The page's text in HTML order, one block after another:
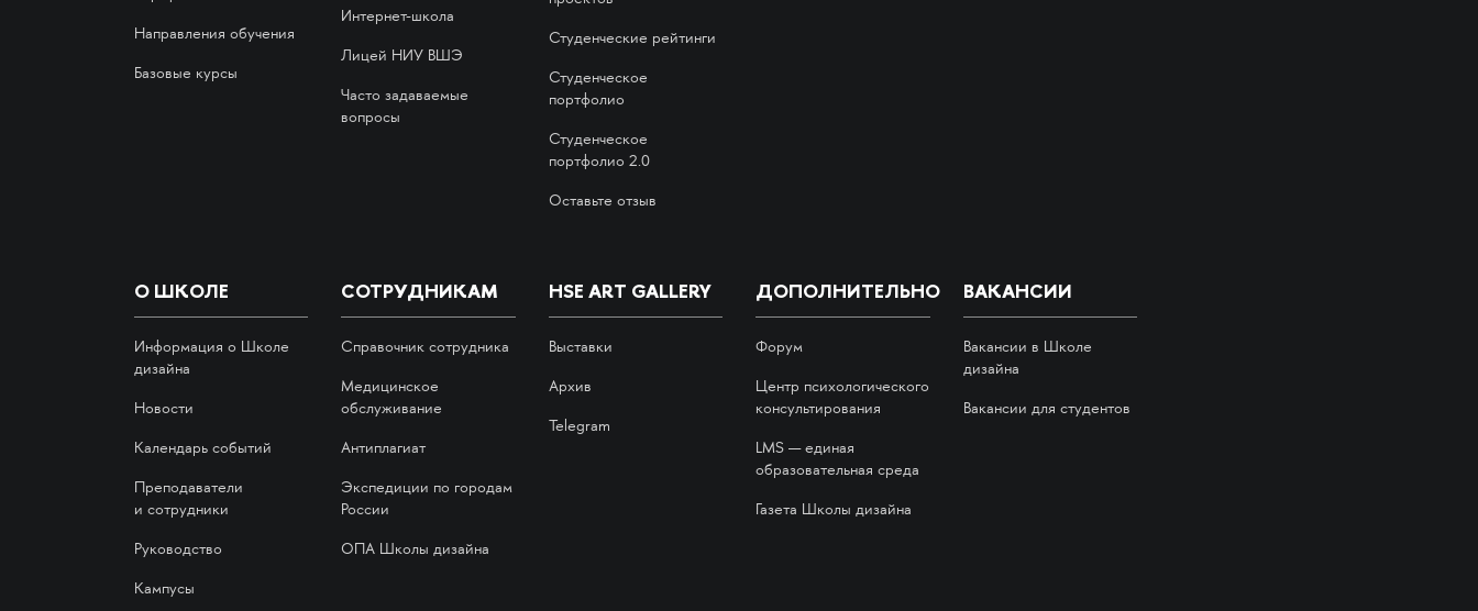
Направления обучения
Базовые курсы
Интернет-школа
Лицей НИУ ВШЭ
Часто задаваемые
вопросы
Студенческие рейтинги
Студенческое
портфолио
Студенческое
портфолио 2.0
Оставьте отзыв
О ШКОЛЕ
Информация о Школе
дизайна
Новости
Календарь событий
Преподаватели
и сотрудники
Руководство
Кампусы
СОТРУДНИКАМ
Справочник сотрудника
Медицинское
обслуживание
Антиплагиат
Экспедиции по городам
России
ОПА Школы дизайна
HSE ART GALLERY
Выставки
Архив
Telegram
ДОПОЛНИТЕЛЬНО
Форум
Центр психологического
консультирования
LMS — единая
образовательная среда
Газета Школы дизайна
ВАКАНСИИ
Вакансии в Школе
дизайна
Вакансии для студентов